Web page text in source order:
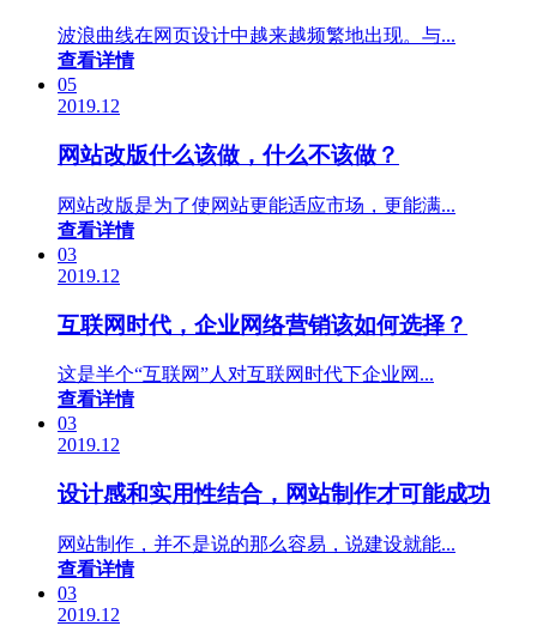
波浪曲线在网页设计中越来越频繁地出现。与...
查看详情
05
2019.12
网站改版什么该做，什么不该做？
网站改版是为了使网站更能适应市场，更能满...
查看详情
03
2019.12
互联网时代，企业网络营销该如何选择？
这是半个“互联网”人对互联网时代下企业网...
查看详情
03
2019.12
设计感和实用性结合，网站制作才可能成功
网站制作，并不是说的那么容易，说建设就能...
查看详情
03
2019.12